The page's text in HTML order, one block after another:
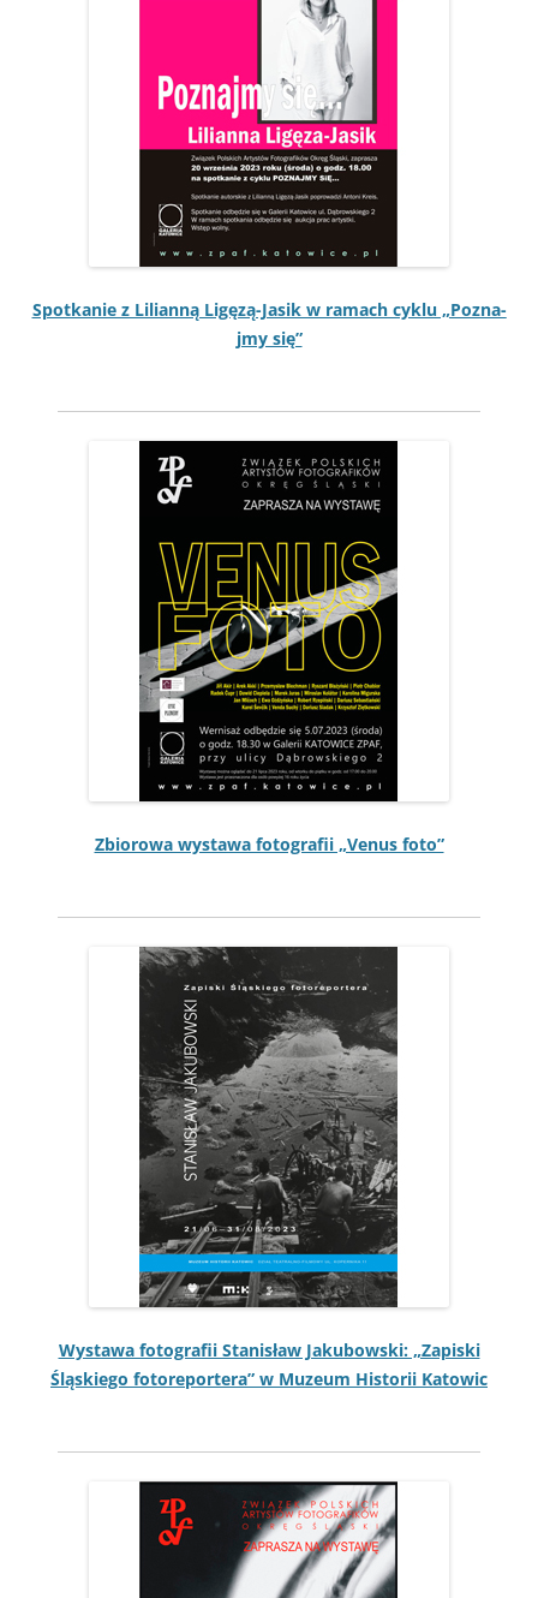
Spotkanie z Lil­ian­ną Ligęzą-Jasik w ramach cyk­lu „Poz­na­
jmy się”
Zbiorowa wys­tawa fotografii „Venus foto”
Wys­tawa fotografii Stanisław Jakubows­ki: „Zapis­ki
Śląskiego fotore­portera” w Muzeum His­torii Katowic